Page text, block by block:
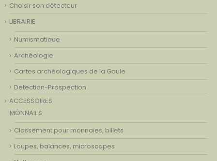
Choisir son détecteur
LIBRAIRIE
Numismatique
Archéologie
Cartes archéologiques de la Gaule
Detection-Prospection
ACCESSOIRES
MONNAIES
Classement pour monnaies, billets
Loupes, balances, microscopes